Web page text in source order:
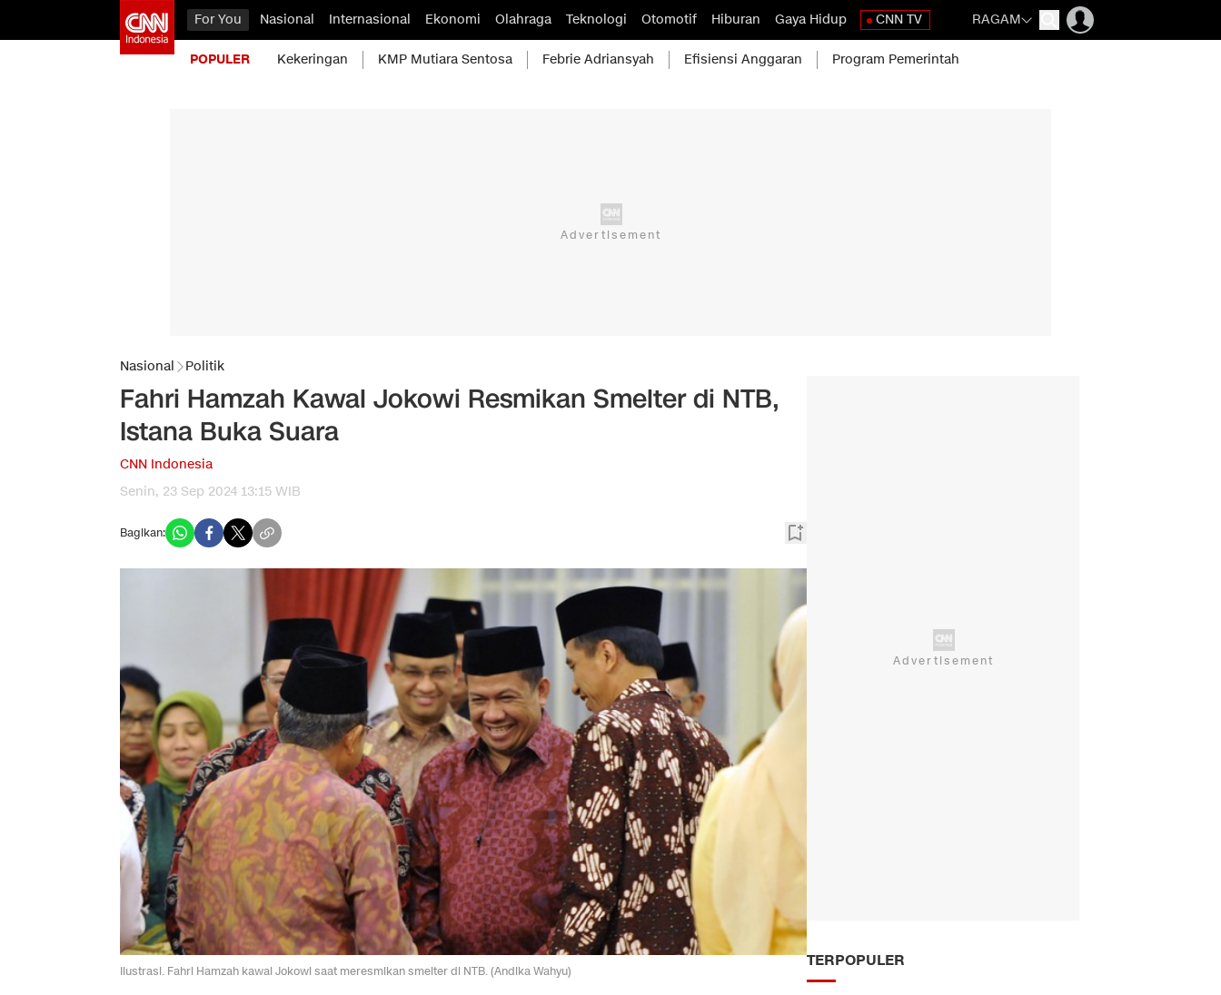
For You Nasional Internasional Ekonomi Olahraga Teknologi Otomotif Hiburan Gaya Hidup CNN TV RAGAM
POPULER Kekeringan KMP Mutiara Sentosa Febrie Adriansyah Efisiensi Anggaran Program Pemerintah
Nasional Politik
Fahri Hamzah Kawal Jokowi Resmikan Smelter di NTB,
Istana Buka Suara
CNN Indonesia
Senin, 23 Sep 2024 13:15 WIB
Bagikan:
Ilustrasi. Fahri Hamzah kawal Jokowi saat meresmikan smelter di NTB. (Andika Wahyu)
TERPOPULER